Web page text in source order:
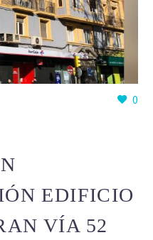
0
EDIFICIO
VÍA 52